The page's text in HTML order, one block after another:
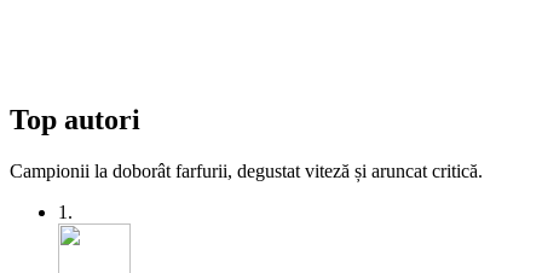
Top autori
Campionii la doborât farfurii, degustat viteză și aruncat critică.
1.